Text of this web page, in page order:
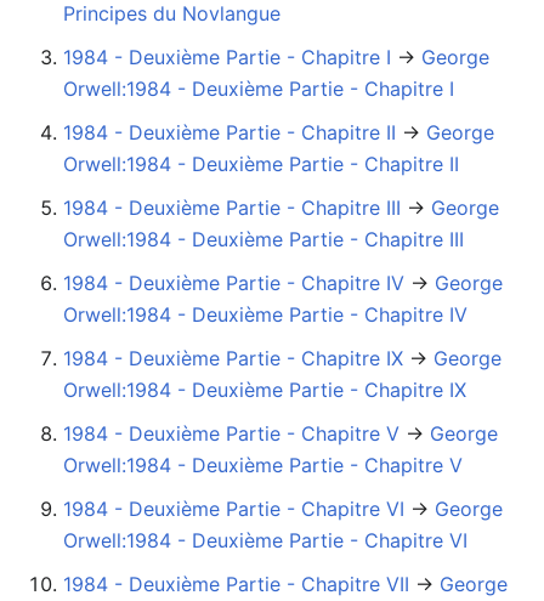
Principes du Novlangue
1984 - Deuxième Partie - Chapitre I →‎ George
Orwell:1984 - Deuxième Partie - Chapitre I
1984 - Deuxième Partie - Chapitre II →‎ George
Orwell:1984 - Deuxième Partie - Chapitre II
1984 - Deuxième Partie - Chapitre III →‎ George
Orwell:1984 - Deuxième Partie - Chapitre III
1984 - Deuxième Partie - Chapitre IV →‎ George
Orwell:1984 - Deuxième Partie - Chapitre IV
1984 - Deuxième Partie - Chapitre IX →‎ George
Orwell:1984 - Deuxième Partie - Chapitre IX
1984 - Deuxième Partie - Chapitre V →‎ George
Orwell:1984 - Deuxième Partie - Chapitre V
1984 - Deuxième Partie - Chapitre VI →‎ George
Orwell:1984 - Deuxième Partie - Chapitre VI
1984 - Deuxième Partie - Chapitre VII →‎ George